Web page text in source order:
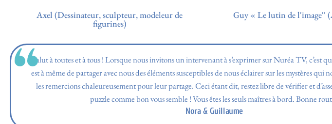
Axel (Dessinateur, sculpteur, modeleur de
figurines)
Guy « Le lutin de l'image''
Salut à toutes et à tous ! Lorsque nous invitons un intervenant à s’exprimer sur Nuréa TV, c’est
est à même de partager avec nous des éléments susceptibles de nous éclairer sur les mystères qui
les remercions chaleureusement pour leur partage. Ceci étant dit, restez libre de vérifier et
puzzle comme bon vous semble ! Vous êtes les seuls maîtres à bord. Bonne
Nora & Guillaume